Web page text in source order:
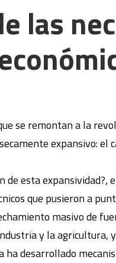
las
se remontan a la
expansivo:
esta
que pusieron a
masivo de
y la
desarrollado